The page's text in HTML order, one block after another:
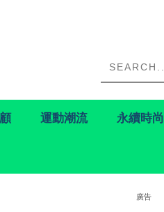
運動潮流 永續時尚
廣告